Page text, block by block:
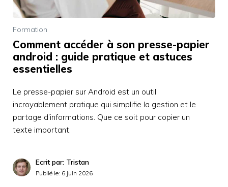
Formation
Comment accéder à son presse-papier
android : guide pratique et astuces
essentielles
Le presse-papier sur Android est un outil
incroyablement pratique qui simplifie la gestion et le
partage d’informations. Que ce soit pour copier un
texte important,
Ecrit par: Tristan
Publié le: 6 juin 2026